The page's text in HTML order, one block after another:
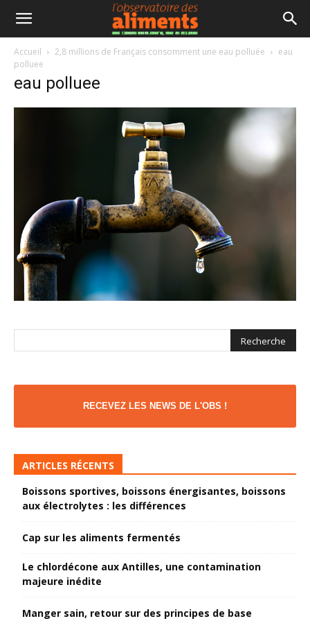
Accueil 2,8 millions de Français consomment une eau polluée
eau
polluee
eau polluee
RECEVEZ LES NEWS DE L'OBS !
ARTICLES RÉCENTS
Boissons sportives, boissons énergisantes, boissons
aux électrolytes : les différences
Cap sur les aliments fermentés
Le chlordécone aux Antilles, une contamination
majeure inédite
Manger sain, retour sur des principes de base